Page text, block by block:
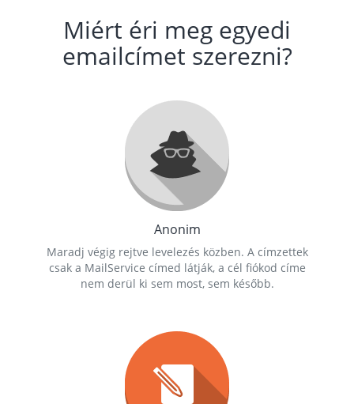
Miért éri meg egyedi
emailcímet szerezni?
Anonim
Maradj végig rejtve levelezés közben. A címzettek
csak a MailService címed látják, a cél fiókod címe
nem derül ki sem most, sem később.